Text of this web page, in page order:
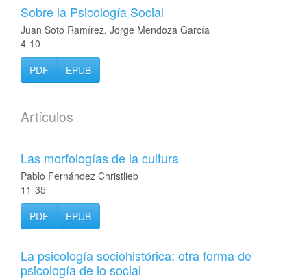
Sobre la Psicología Social
Juan Soto Ramírez, Jorge Mendoza García
4-10
PDF
EPUB
Artículos
Las morfologías de la cultura
Pablo Fernández Christlieb
11-35
PDF
EPUB
La psicología sociohistórica: otra forma de
psicología de lo social